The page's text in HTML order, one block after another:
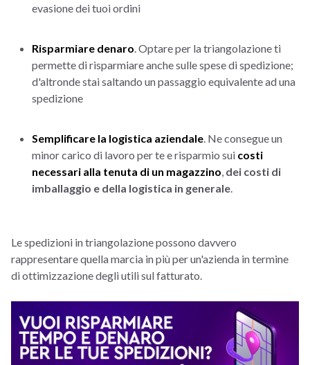
evasione dei tuoi ordini
Risparmiare denaro. Optare per la triangolazione ti
permette di risparmiare anche sulle spese di spedizione;
d'altronde stai saltando un passaggio equivalente ad una
spedizione
Semplificare la logistica aziendale. Ne consegue un
minor carico di lavoro per te e risparmio sui costi
necessari alla tenuta di un magazzino, dei costi di
imballaggio e della logistica in generale.
Le spedizioni in triangolazione possono davvero
rappresentare quella marcia in più per un'azienda in termine
di ottimizzazione degli utili sul fatturato.